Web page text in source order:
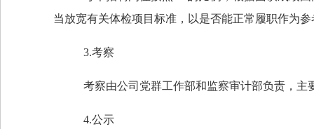
当放宽有关体检项目标准，以是否能正常履职作为
3.考察
考察由公司党群工作部和监察审计部负责，
4.公示